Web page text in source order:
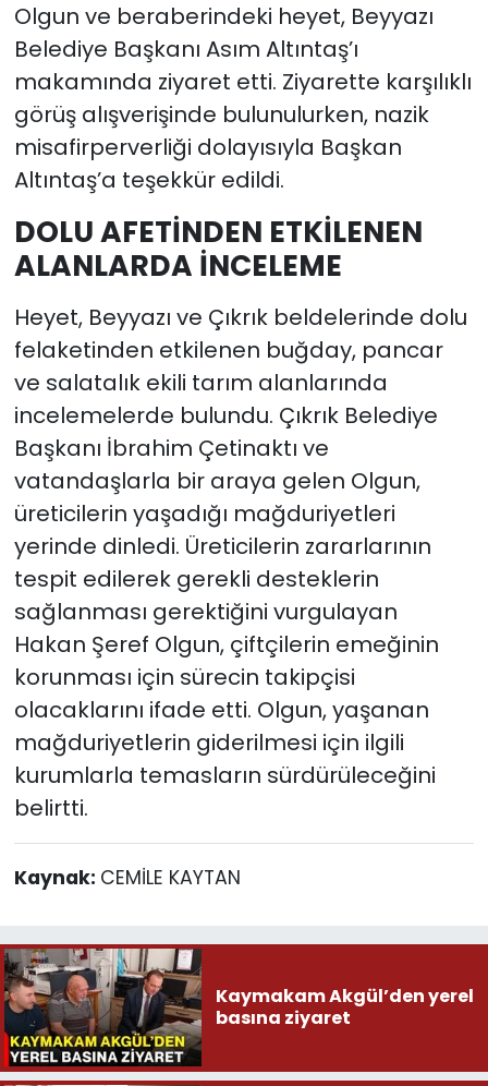
Olgun ve beraberindeki heyet, Beyyazı
Belediye Başkanı Asım Altıntaş’ı
makamında ziyaret etti. Ziyarette karşılıklı
görüş alışverişinde bulunulurken, nazik
misafirperverliği dolayısıyla Başkan
Altıntaş’a teşekkür edildi.
DOLU AFETİNDEN ETKİLENEN
ALANLARDA İNCELEME
Heyet, Beyyazı ve Çıkrık beldelerinde dolu
felaketinden etkilenen buğday, pancar
ve salatalık ekili tarım alanlarında
incelemelerde bulundu. Çıkrık Belediye
Başkanı İbrahim Çetinaktı ve
vatandaşlarla bir araya gelen Olgun,
üreticilerin yaşadığı mağduriyetleri
yerinde dinledi. Üreticilerin zararlarının
tespit edilerek gerekli desteklerin
sağlanması gerektiğini vurgulayan
Hakan Şeref Olgun, çiftçilerin emeğinin
korunması için sürecin takipçisi
olacaklarını ifade etti. Olgun, yaşanan
mağduriyetlerin giderilmesi için ilgili
kurumlarla temasların sürdürüleceğini
belirtti.
Kaynak: CEMİLE KAYTAN
Kaymakam Akgül’den yerel
basına ziyaret